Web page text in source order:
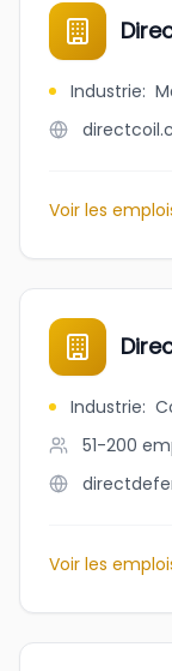
Industrie:
Voir les
Industrie:
51-200
Voir les